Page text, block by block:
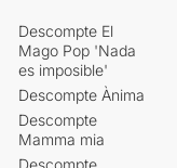
Descompte El
Mago Pop 'Nada
es imposible'
Descompte Ànima
Descompte
Mamma mia
Descompte